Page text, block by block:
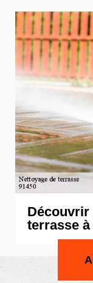
Découvrir
terrasse